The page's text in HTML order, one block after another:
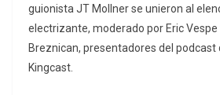
guionista JT Mollner se unieron al
electrizante, moderado por Eric
Breznican, presentadores del podcast
Kingcast.